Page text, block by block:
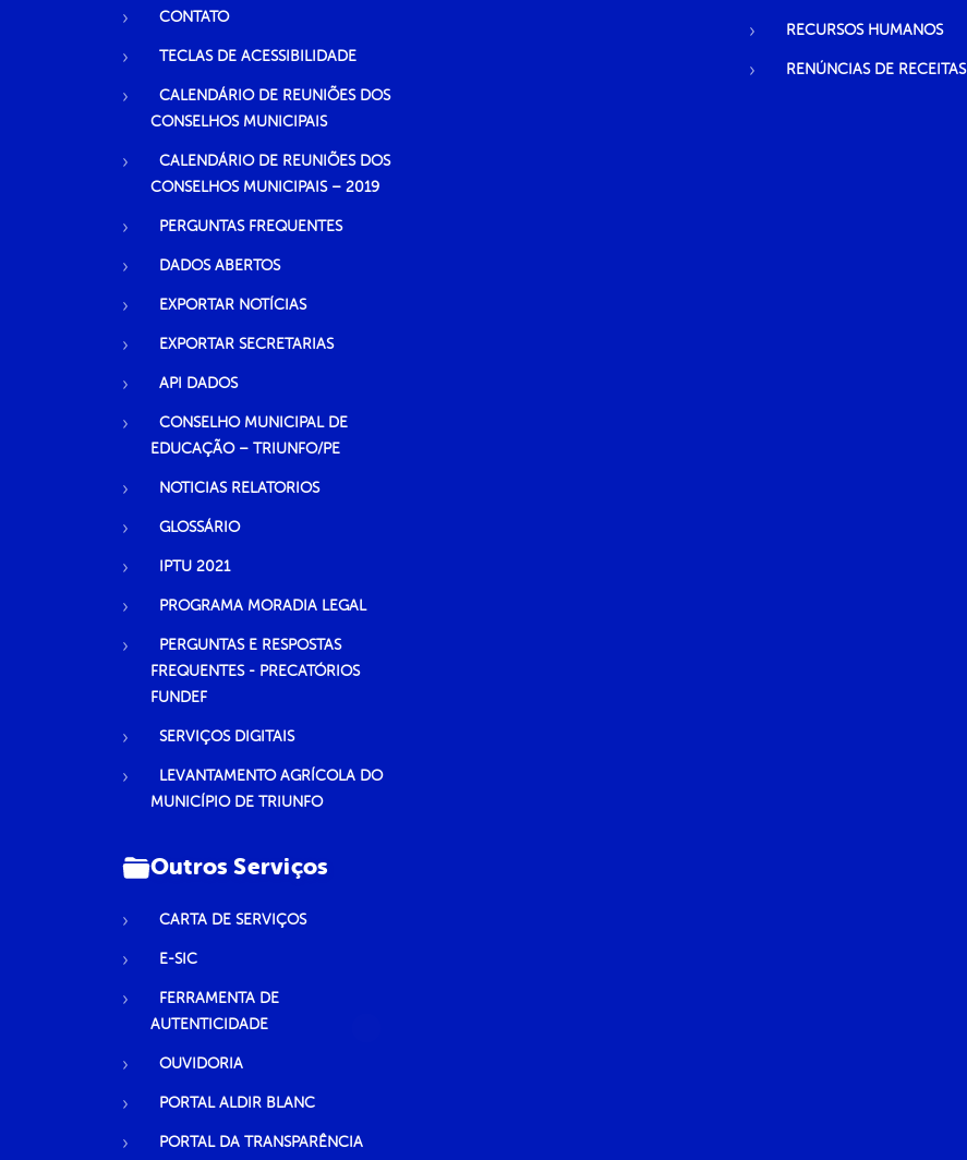
CONTATO
TECLAS DE ACESSIBILIDADE
CALENDÁRIO DE REUNIÕES DOS
CONSELHOS MUNICIPAIS
CALENDÁRIO DE REUNIÕES DOS
CONSELHOS MUNICIPAIS – 2019
PERGUNTAS FREQUENTES
DADOS ABERTOS
EXPORTAR NOTÍCIAS
EXPORTAR SECRETARIAS
API DADOS
CONSELHO MUNICIPAL DE
EDUCAÇÃO – TRIUNFO/PE
NOTICIAS RELATORIOS
GLOSSÁRIO
IPTU 2021
PROGRAMA MORADIA LEGAL
PERGUNTAS E RESPOSTAS
FREQUENTES - PRECATÓRIOS
FUNDEF
SERVIÇOS DIGITAIS
LEVANTAMENTO AGRÍCOLA DO
MUNICÍPIO DE TRIUNFO
RECURSOS HUMANOS
RENÚNCIAS DE RECEITAS
Outros Serviços
CARTA DE SERVIÇOS
E-SIC
FERRAMENTA DE
AUTENTICIDADE
OUVIDORIA
PORTAL ALDIR BLANC
PORTAL DA TRANSPARÊNCIA